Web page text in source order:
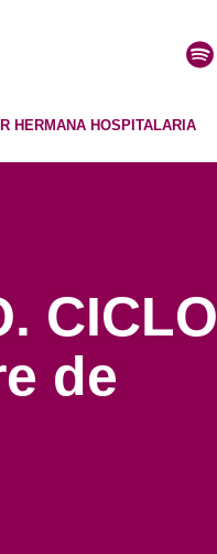
HERMANA HOSPITALARIA
CICLO
de